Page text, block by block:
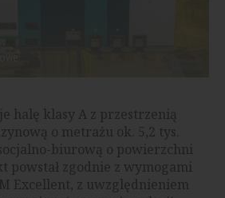
halę klasy A z przestrzenią
o metrażu ok. 5,2 tys.
biurową o powierzchni
powstał zgodnie z wymogami
Excellent, z uwzględnieniem